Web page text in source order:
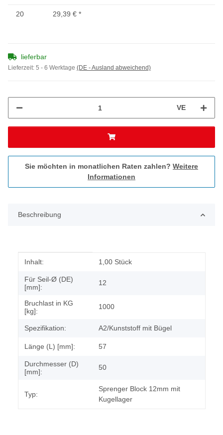
20 29,39 € *
lieferbar
Lieferzeit: 5 - 6 Werktage (DE - Ausland abweichend)
VE
Sie möchten in monatlichen Raten zahlen? Weitere
Informationen
Beschreibung
Produkteigenschaft
Wert
Inhalt: 1,00 Stück
Für Seil-Ø (DE)
[mm]:
12
Bruchlast in KG
[kg]:
1000
Spezifikation: A2/Kunststoff mit Bügel
Länge (L) [mm]: 57
Durchmesser (D)
[mm]:
50
Typ:
Sprenger Block 12mm mit
Kugellager